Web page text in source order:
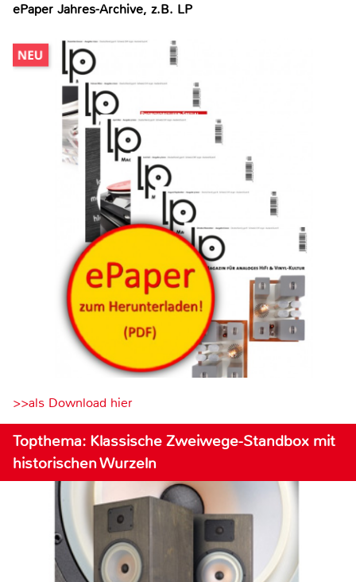
ePaper Jahres-Archive, z.B. LP
>>als Download hier
Topthema: Klassische Zweiwege-Standbox mit
historischen Wurzeln